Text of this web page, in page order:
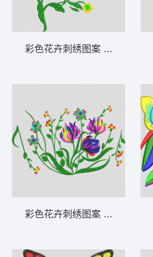
彩色花卉刺绣图案 靓花
彩色花卉刺绣图案 靓花